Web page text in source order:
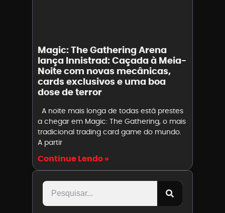
Magic: The Gathering Arena
lança Innistrad: Caçada à Meia-
Noite com novas mecânicas,
cards exclusivos e uma boa
dose de terror
A noite mais longa de todas está prestes
a chegar em Magic: The Gathering, o mais
tradicional trading card game do mundo.
A partir
Continue Lendo »